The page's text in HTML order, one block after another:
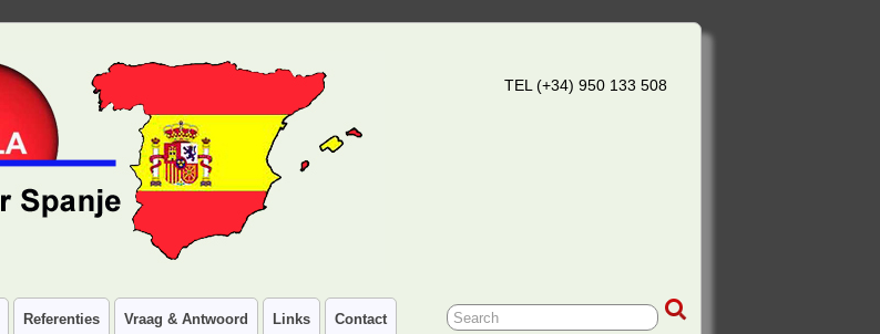
TEL (+34) 950 133 508
Referenties Vraag & Antwoord Links Contact